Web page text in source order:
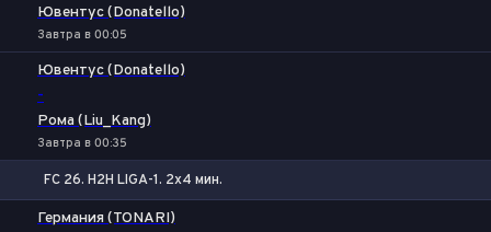
Ювентус (Donatello)
Завтра в 00:05
Ювентус (Donatello)
-
Рома (Liu_Kang)
Завтра в 00:35
FC 26. H2H LIGA-1. 2x4 мин.
Германия (TONARI)